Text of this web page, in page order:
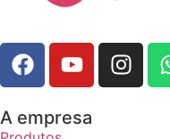
A empresa